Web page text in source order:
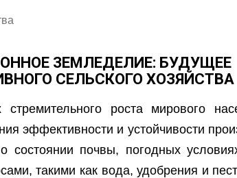
ЗЕМЛЕДЕЛИЕ: БУДУЩЕЕ
СЕЛЬСКОГО ХОЗЯЙСТВА
стремительного роста мирового
эффективности и устойчивости
почвы, погодных
такими как вода, удобрения и